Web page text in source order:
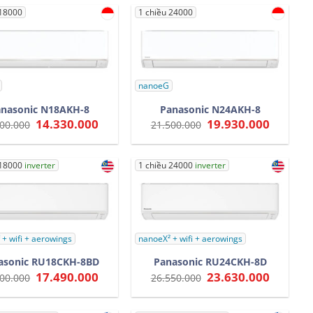
N18AKH-8
Giá
gốc
là:
14.330.000
tại
14.330.000.
1 chiều 24000
nanoeG
Panasonic N24AKH-8
21.500.000 Giá
gốc
là:
19.930.000
tại
inverter
+ wifi + aerowings
RU18CKH-8BD
Giá
gốc
là:
17.490.000
tại
1 chiều 24000 inverter
nanoeX² + wifi + aerowings
Panasonic RU24CKH-8D
26.550.000 Giá
gốc
là:
23.630.000
tại